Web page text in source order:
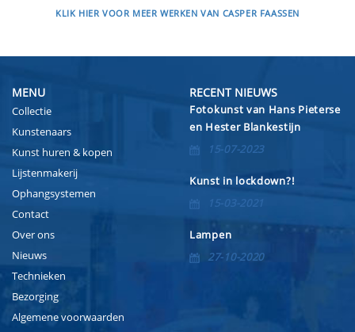
KLIK HIER VOOR MEER WERKEN VAN CASPER FAASSEN
MENU
Collectie
Kunstenaars
Kunst huren & kopen
Lijstenmakerij
Ophangsystemen
Contact
Over ons
Nieuws
Technieken
Bezorging
Algemene voorwaarden
RECENT NIEUWS
Fotokunst van Hans Pieterse
en Hester Blankestijn
15-07-2023
Kunst in lockdown?!
15-03-2021
Lampen
27-10-2020